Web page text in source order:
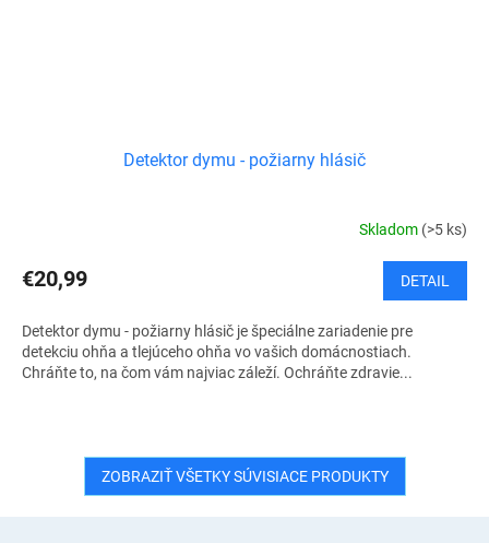
Detektor dymu - požiarny hlásič
Skladom (>5 ks)
€20,99 DETAIL
Detektor dymu - požiarny hlásič je špeciálne zariadenie pre
detekciu ohňa a tlejúceho ohňa vo vašich domácnostiach.
Chráňte to, na čom vám najviac záleží. Ochráňte zdravie...
ZOBRAZIŤ VŠETKY SÚVISIACE PRODUKTY